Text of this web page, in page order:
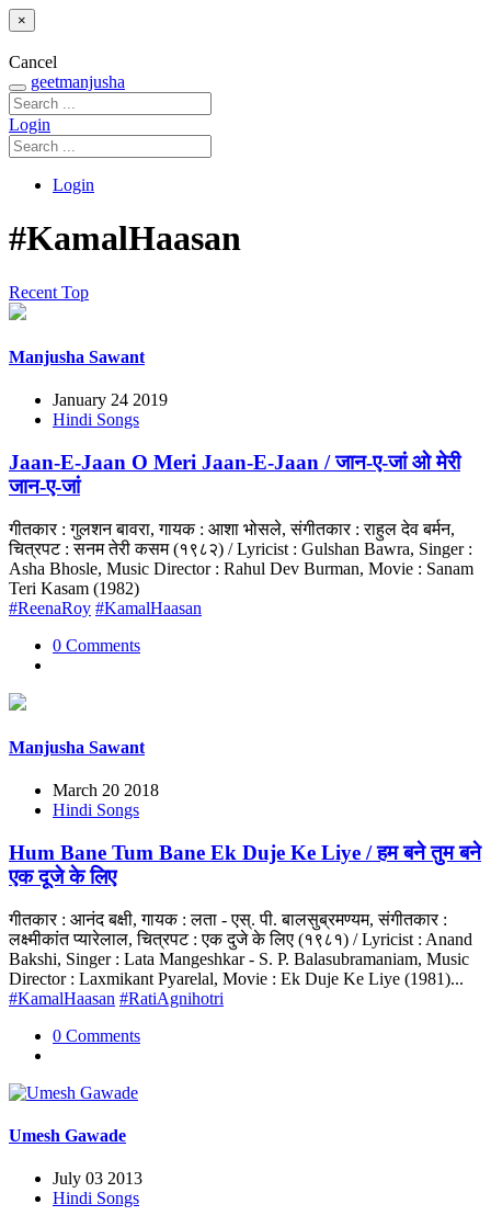
×
Cancel
geetmanjusha
Login
Login
#KamalHaasan
Recent Top
Manjusha Sawant
January 24 2019
Hindi Songs
Jaan-E-Jaan O Meri Jaan-E-Jaan / जान-ए-जां ओ मेरी
जान-ए-जां
गीतकार : गुलशन बावरा, गायक : आशा भोसले, संगीतकार : राहुल देव बर्मन,
चित्रपट : सनम तेरी कसम (१९८२) / Lyricist : Gulshan Bawra, Singer :
Asha Bhosle, Music Director : Rahul Dev Burman, Movie : Sanam
Teri Kasam (1982)
#ReenaRoy #KamalHaasan
0 Comments
Manjusha Sawant
March 20 2018
Hindi Songs
Hum Bane Tum Bane Ek Duje Ke Liye / हम बने तुम बने
एक दूजे के लिए
गीतकार : आनंद बक्षी, गायक : लता - एस्. पी. बालसुब्रमण्यम, संगीतकार :
लक्ष्मीकांत प्यारेलाल, चित्रपट : एक दुजे के लिए (१९८१) / Lyricist : Anand
Bakshi, Singer : Lata Mangeshkar - S. P. Balasubramaniam, Music
Director : Laxmikant Pyarelal, Movie : Ek Duje Ke Liye (1981)...
#KamalHaasan #RatiAgnihotri
0 Comments
Umesh Gawade
July 03 2013
Hindi Songs